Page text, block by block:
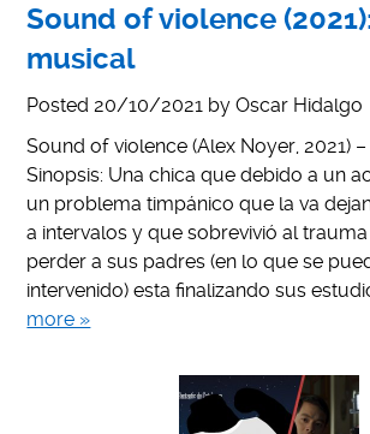
Sound of violence
musical
Posted 20/10/2021 byOscar Hidalgo
Sound of violence (Alex Noyer, 2021) –
Sinopsis: Una chica que debido a un
un problema timpánico que la va
a intervalos y que sobrevivió al
perder a sus padres (en lo que se
intervenido) esta finalizando sus
more »